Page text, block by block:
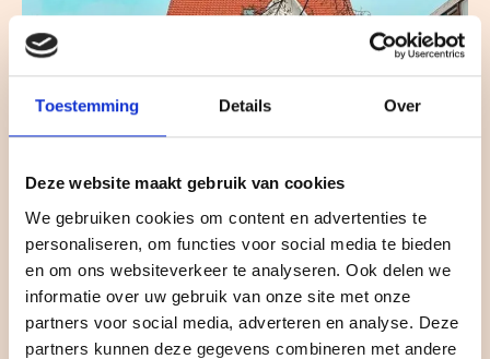
Toestemming Details Over
Deze website maakt gebruik van cookies
We gebruiken cookies om content en advertenties te
personaliseren, om functies voor social media te bieden
en om ons websiteverkeer te analyseren. Ook delen we
informatie over uw gebruik van onze site met onze
partners voor social media, adverteren en analyse. Deze
partners kunnen deze gegevens combineren met andere
Restaurant Julie's
Mitten auf dem Platz in Bergen befindet sich das
Restaurant Julie’s. Ein gemütliches und stimmungsvolles